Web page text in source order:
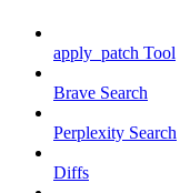
apply_patch Tool
Brave Search
Perplexity Search
Diffs